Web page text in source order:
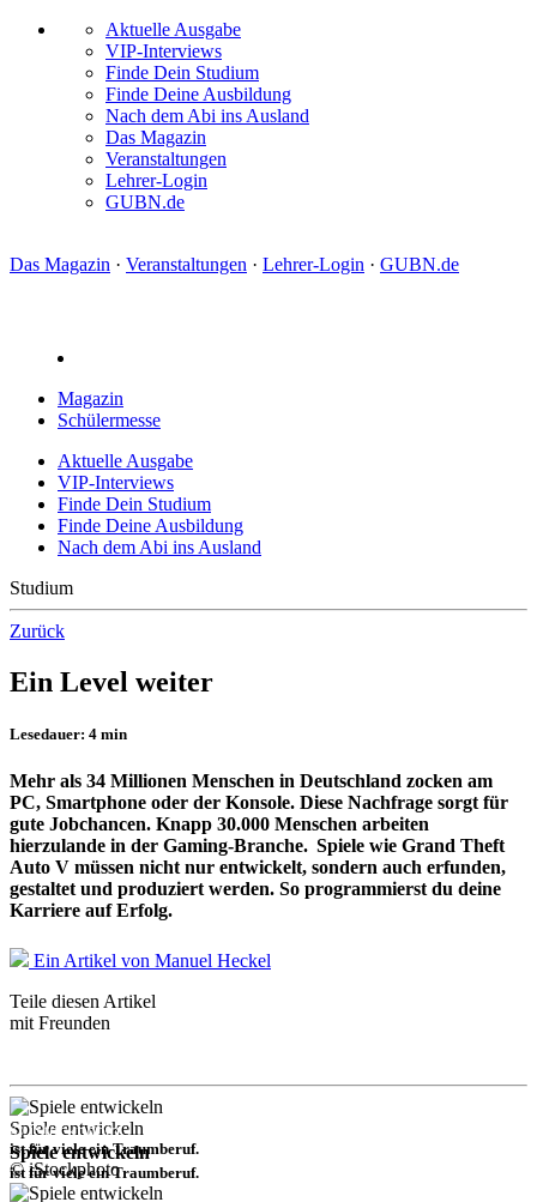
Aktuelle Ausgabe
VIP-Interviews
Finde Dein Studium
Finde Deine Ausbildung
Nach dem Abi ins Ausland
Das Magazin
Veranstaltungen
Lehrer-Login
GUBN.de
Das Magazin · Veranstaltungen · Lehrer-Login · GUBN.de
Magazin
Schülermesse
Aktuelle Ausgabe
VIP-Interviews
Finde Dein Studium
Finde Deine Ausbildung
Nach dem Abi ins Ausland
Studium
Zurück
Ein Level weiter
Lesedauer: 4 min
Mehr als 34 Millionen Menschen in Deutschland zocken am
PC, Smartphone oder der Konsole. Diese Nachfrage sorgt für
gute Jobchancen. Knapp 30.000 Menschen arbeiten
hierzulande in der Gaming-Branche. Spiele wie Grand Theft
Auto V müssen nicht nur entwickelt, sondern auch erfunden,
gestaltet und produziert werden. So programmierst du deine
Karriere auf Erfolg.
Ein Artikel von Manuel Heckel
Teile diesen Artikel
mit Freunden
Spiele entwickeln
ist für viele ein Traumberuf.
© iStockphoto
© iStockphoto
Spiele entwickeln
ist für viele ein Traumberuf.